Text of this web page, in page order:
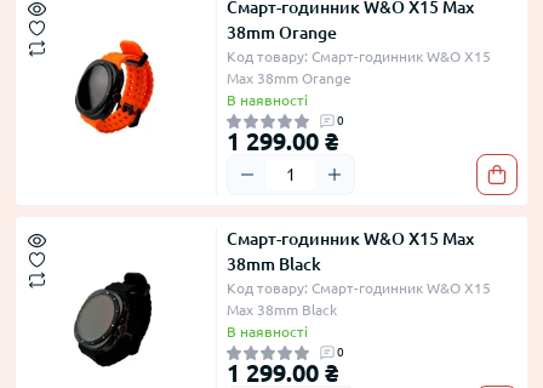
Смарт-годинник W&O X15 Max
38mm Orange
Код товару: Смарт-годинник W&O X15
Max 38mm Orange
В наявності
0
1 299.00 ₴
Смарт-годинник W&O X15 Max
38mm Black
Код товару: Смарт-годинник W&O X15
Max 38mm Black
В наявності
0
1 299.00 ₴